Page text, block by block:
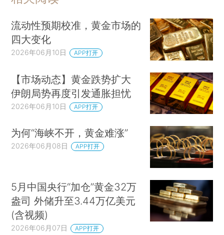
流动性预期校准，黄金市场的
四大变化
2026年06月10日 APP打开
【市场动态】黄金跌势扩大
伊朗局势再度引发通胀担忧
2026年06月10日 APP打开
为何“海峡不开，黄金难涨”
2026年06月08日 APP打开
5月中国央行“加仓”黄金32万
盎司 外储升至3.44万亿美元
(含视频)
2026年06月07日 APP打开